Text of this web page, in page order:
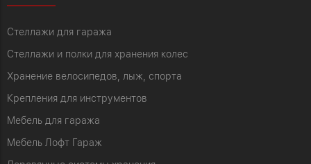
Стеллажи для гаража
Стеллажи и полки для хранения колес
Хранение велосипедов, лыж, спорта
Крепления для инструментов
Мебель для гаража
Мебель Лофт Гараж